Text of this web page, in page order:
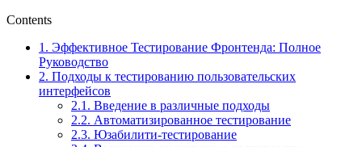
Contents
1. Эффективное Тестирование Фронтенда: Полное
Руководство
2. Подходы к тестированию пользовательских
интерфейсов
2.1. Введение в различные подходы
2.2. Автоматизированное тестирование
2.3. Юзабилити-тестирование